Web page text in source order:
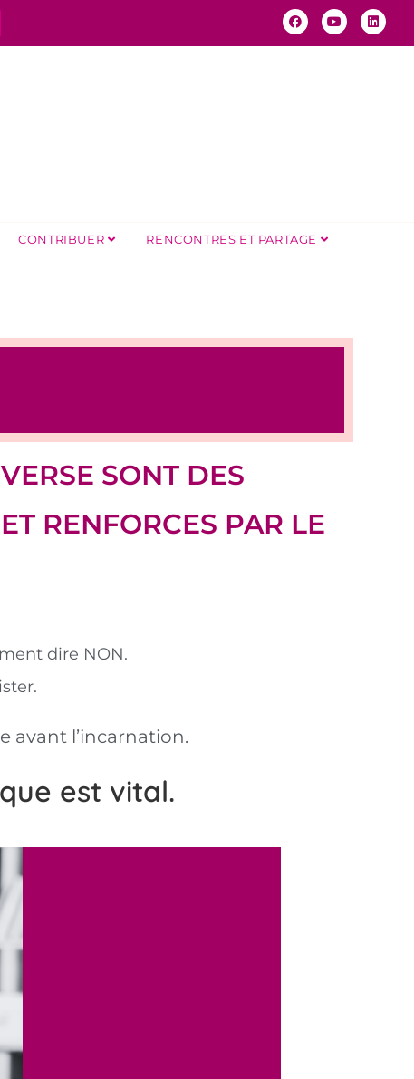
CONTRIBUER RENCONTRES ET PARTAGE
SONT DES
RENFORCES PAR LE
dire NON.
avant l’incarnation.
est vital.